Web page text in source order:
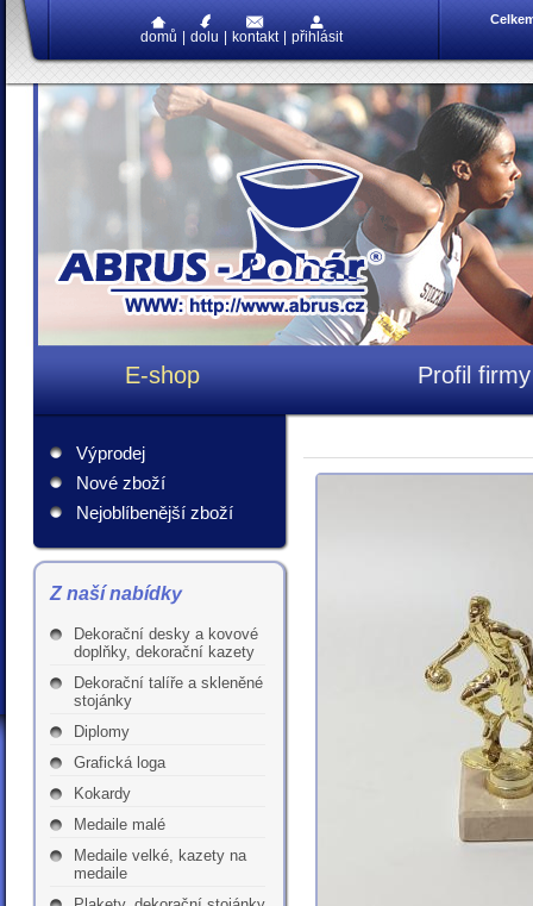
domů dolu kontakt přihlásit
E-shop Profil firmy
Výprodej
Nové zboží
Nejoblíbenější zboží
Z naší nabídky
Dekorační desky a kovové
doplňky, dekorační kazety
Dekorační talíře a skleněné
stojánky
Diplomy
Grafická loga
Kokardy
Medaile malé
Medaile velké, kazety na
medaile